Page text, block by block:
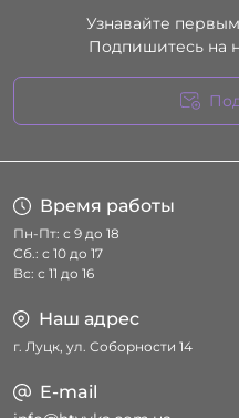
Узнавайте
Подпишитесь на
Время работы
Пн-Пт: с 9 до 18
Сб.: с 10 до 17
Вс: с 11 до 16
Наш адрес
г. Луцк, ул. Соборности 14
E-mail